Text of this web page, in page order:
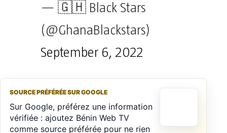
— 🇬🇭 Black Stars
(@GhanaBlackstars)
September 6, 2022
SOURCE PRÉFÉRÉE SUR GOOGLE
Sur Google, préférez une information
vérifiée : ajoutez Bénin Web TV
comme source préférée pour ne rien